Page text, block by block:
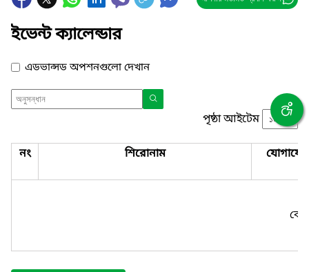
ইভেন্ট ক্যালেন্ডার
এডভান্সড অপশনগুলো দেখান
পৃষ্ঠা আইটেম
নং শিরোনাম